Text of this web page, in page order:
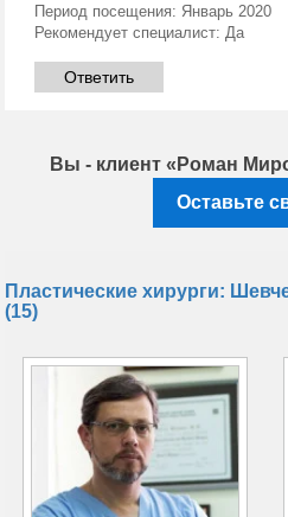
Период посещения: Январь 2020
Рекомендует специалист: Да
Ответить
Вы - клиент «Роман
Оставьте
Пластические хирурги:
(15)